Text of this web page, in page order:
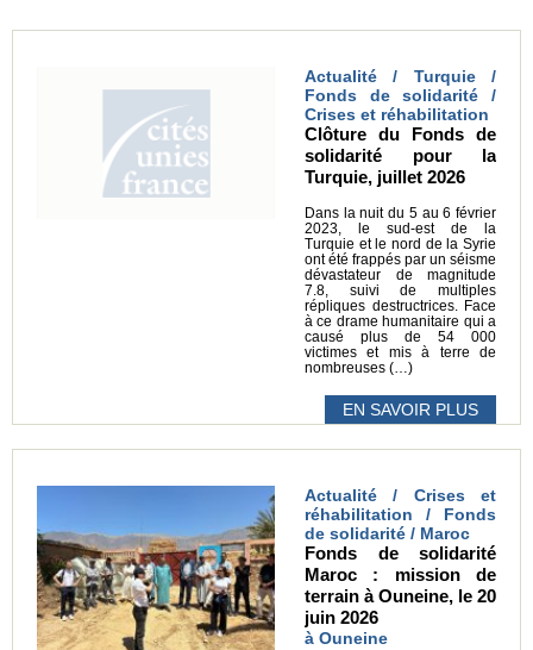
Actualité / Turquie /
Fonds de solidarité /
Crises et réhabilitation
Clôture du Fonds de
solidarité pour la
Turquie, juillet 2026
Dans la nuit du 5 au 6 février
2023, le sud-est de la
Turquie et le nord de la Syrie
ont été frappés par un séisme
dévastateur de magnitude
7.8, suivi de multiples
répliques destructrices. Face
à ce drame humanitaire qui a
causé plus de 54 000
victimes et mis à terre de
nombreuses (…)
EN SAVOIR PLUS
Actualité / Crises et
réhabilitation / Fonds
de solidarité / Maroc
Fonds de solidarité
Maroc : mission de
terrain à Ouneine, le 20
juin 2026
à Ouneine